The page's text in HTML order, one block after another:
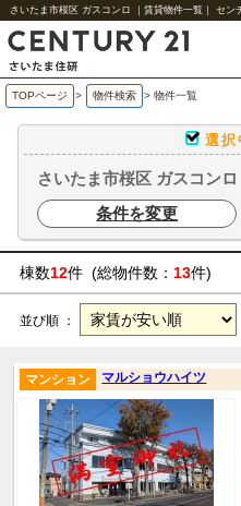
さいたま市桜区 ガスコンロ ｜賃貸物件一覧｜ セン
TOPページ > 物件検索 > 物件一覧
選択
さいたま市桜区 ガスコンロ
条件を変更
棟数12件 (総物件数： 13件)
並び順 ：
マルショウハイツ
マンション